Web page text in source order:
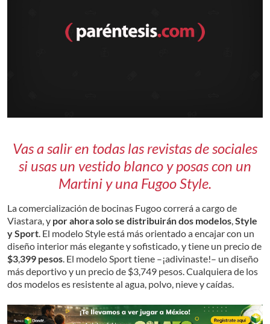
Vas a salir en todas las revistas de sociales
si usas un vestido blanco y posas con un
Martini y una Fugoo Style.
La comercialización de bocinas Fugoo correrá a cargo de
Viastara, y por ahora solo se distribuirán dos modelos,Style
y Sport. El modelo Style está más orientado a encajar con un
diseño interior más elegante y sofisticado, y tiene un precio de
$3,399 pesos. El modelo Sport tiene –¡adivinaste!– un diseño
más deportivo y un precio de $3,749 pesos. Cualquiera de los
dos modelos es resistente al agua, polvo, nieve y caídas.